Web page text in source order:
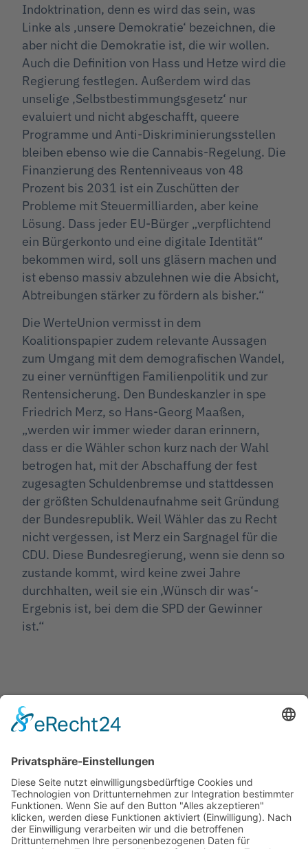
Indoktrination, denn es wird das sein, was
Linke als ‚unsere Demokratie‘ bezeichnen, die
aber nicht die Demokratie ist, die wir wollen.
Auch die Definition von Hass und Hetze wird die
Regierung festlegen. Außerdem wird das
unselige ‚Selbstbestimmungsgesetz‘ nur
evaluiert und nicht abgeschafft, queere
Programme und Anti-Diskriminierungsstellen
bleiben ebenso wie die Cannabis-Regelung. Die
Finanzierung des Rentenniveaus von 48
Prozent bis 2031 ist ein Zuschütten der
Probleme mit Steuermilliarden, aber keine
Lösung. Dass jeder EU-Bürger „verpflichtend
ein Bürgerkonto und eine digitale Identität“
bekommen wird, soll uns gläsern machen und
ist ebenso massiv abzulehnen wie die Absicht,
Abtreibungen stärker zu fördern als bisher.“
Die WerteUnion vermisst in dem
Koalitionspapier zudem relevante Aussagen
zum Umgang mit dem demografischen Wandel,
zu einer vernünftigen Familienpolitik und zur
Rentensicherung. Den Bundeskanzler in spe
Friedrich Merz, so Hans-Georg Maaßen,
„werden wir immer wieder daran erinnern,
dass er die Wähler schon kurz nach der Wahl
betrogen hat, mit der Abschaffung der fest
zugesagten Schuldenbremse und stattdessen
der größten Schuldenaufnahme seit Gründung
der Bundesrepublik. Weil Wähler das zu Recht
nicht vergessen, ist Merz ein Sargnagel für die
CDU. Diese Bundesregierung, wenn sie denn so
zustande kommt, wird keine zwei Jahre
durchhalten, weil sie ein ‚Wünsch dir was‘-
Ergebnis ist, bei dem die SPD der Gewinner
ist.“
Jetzt teilen
Facebook Twitter
Pinterest WhatsApp Telegram
XING Email